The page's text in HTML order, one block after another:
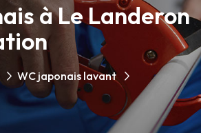
à Le Landeron
WC japonais lavant